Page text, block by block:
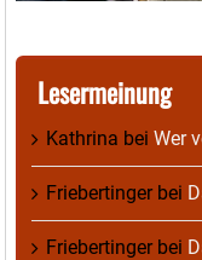
Lesermeinung
Kathrina bei Wer
Friebertingerbei
Friebertingerbei